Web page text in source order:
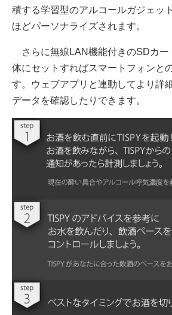
積する学習型のアルコールガジェッ
ほどパーソナライズされます。
さらに無線LAN機能付きのSDカー
体にセットすればスマートフォンと
す。ウェブアプリと連動してより詳
データを確認したりできます。